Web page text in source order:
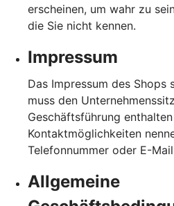
erscheinen, um wahr zu
die Sie nicht kennen.
Impressum
Das Impressum des Shops
muss den
Geschäftsführung
Kontaktmöglichkeiten
Telefonnummer oder E-
Allgemeine